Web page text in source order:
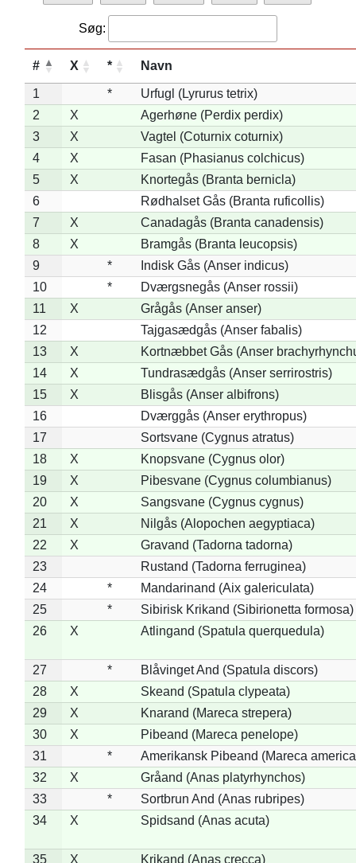
Søg:
# X * Navn
1 *
Urfugl (Lyrurus tetrix)
2
X
Agerhøne (Perdix perdix)
3
X
Vagtel (Coturnix coturnix)
4
X
Fasan (Phasianus colchicus)
5
X
Knortegås (Branta bernicla)
6
Rødhalset Gås (Branta ruficollis)
7
X
Canadagås (Branta canadensis)
8
X
Bramgås (Branta leucopsis)
9
*
Indisk Gås (Anser indicus)
10
*
Dværgsnegås (Anser rossii)
11
X
Grågås (Anser anser)
12
Tajgasædgås (Anser fabalis)
13
X
Kortnæbbet Gås (Anser
14
X
Tundrasædgås (Anser serrirostris)
15
X
Blisgås (Anser albifrons)
16
Dværggås (Anser erythropus)
17
Sortsvane (Cygnus atratus)
18
X
Knopsvane (Cygnus olor)
19
X
Pibesvane (Cygnus columbianus)
20
X
Sangsvane (Cygnus cygnus)
21
X
Nilgås (Alopochen aegyptiaca)
22
X
Gravand (Tadorna tadorna)
23
Rustand (Tadorna ferruginea)
24
*
Mandarinand (Aix galericulata)
25
*
Sibirisk Krikand (Sibirionetta formosa)
26
X Atlingand (Spatula querquedula)
27 *
Blåvinget And (Spatula discors)
28
X
Skeand (Spatula clypeata)
29
X
Knarand (Mareca strepera)
30
X
Pibeand (Mareca penelope)
31
*
Amerikansk Pibeand (Mareca
32
X
Gråand (Anas platyrhynchos)
33
*
Sortbrun And (Anas rubripes)
34
X Spidsand (Anas acuta)
35 X
Krikand (Anas crecca)